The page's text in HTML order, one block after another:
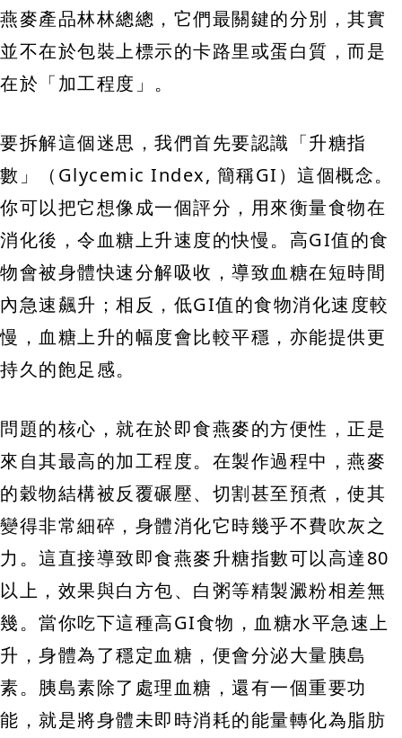
燕麥產品林林總總，它們最關鍵的分別，其實
並不在於包裝上標示的卡路里或蛋白質，而是
在於「加工程度」。
要拆解這個迷思，我們首先要認識「升糖指
數」（Glycemic Index, 簡稱GI）這個概念。
你可以把它想像成一個評分，用來衡量食物在
消化後，令血糖上升速度的快慢。高GI值的食
物會被身體快速分解吸收，導致血糖在短時間
內急速飆升；相反，低GI值的食物消化速度較
慢，血糖上升的幅度會比較平穩，亦能提供更
持久的飽足感。
問題的核心，就在於即食燕麥的方便性，正是
來自其最高的加工程度。在製作過程中，燕麥
的穀物結構被反覆碾壓、切割甚至預煮，使其
變得非常細碎，身體消化它時幾乎不費吹灰之
力。這直接導致即食燕麥升糖指數可以高達80
以上，效果與白方包、白粥等精製澱粉相差無
幾。當你吃下這種高GI食物，血糖水平急速上
升，身體為了穩定血糖，便會分泌大量胰島
素。胰島素除了處理血糖，還有一個重要功
能，就是將身體未即時消耗的能量轉化為脂肪